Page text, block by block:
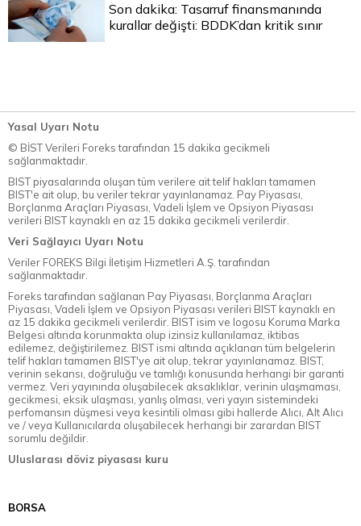
Son dakika: Tasarruf finansmanında
kurallar değişti: BDDK’dan kritik sınır
Yasal Uyarı Notu
© BİST Verileri Foreks tarafından 15 dakika gecikmeli
sağlanmaktadır.
BIST piyasalarında oluşan tüm verilere ait telif hakları tamamen
BIST'e ait olup, bu veriler tekrar yayınlanamaz. Pay Piyasası,
Borçlanma Araçları Piyasası, Vadeli İşlem ve Opsiyon Piyasası
verileri BIST kaynaklı en az 15 dakika gecikmeli verilerdir.
Veri Sağlayıcı Uyarı Notu
Veriler FOREKS Bilgi İletişim Hizmetleri A.Ş. tarafından
sağlanmaktadır.
Foreks tarafından sağlanan Pay Piyasası, Borçlanma Araçları
Piyasası, Vadeli İşlem ve Opsiyon Piyasası verileri BIST kaynaklı en
az 15 dakika gecikmeli verilerdir. BIST isim ve logosu Koruma Marka
Belgesi altında korunmakta olup izinsiz kullanılamaz, iktibas
edilemez, değiştirilemez. BIST ismi altında açıklanan tüm belgelerin
telif hakları tamamen BIST'ye ait olup, tekrar yayınlanamaz. BIST,
verinin sekansı, doğruluğu ve tamlığı konusunda herhangi bir garanti
vermez. Veri yayınında oluşabilecek aksaklıklar, verinin ulaşmaması,
gecikmesi, eksik ulaşması, yanlış olması, veri yayın sistemindeki
perfomansın düşmesi veya kesintili olması gibi hallerde Alıcı, Alt Alıcı
ve / veya Kullanıcılarda oluşabilecek herhangi bir zarardan BIST
sorumlu değildir.
Uluslarası döviz piyasası kuru
BORSA